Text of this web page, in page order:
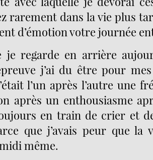
rarement dans la vie plus
d’émotion votre journée
je regarde en arrière
j’ai du être pour
l’un après l’autre une
après un enthousiasme
en train de crier et
que j’avais peur que la
même.